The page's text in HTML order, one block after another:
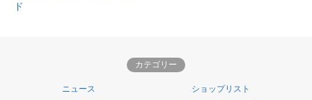
ド
カテゴリー
ニュース
ショップリスト